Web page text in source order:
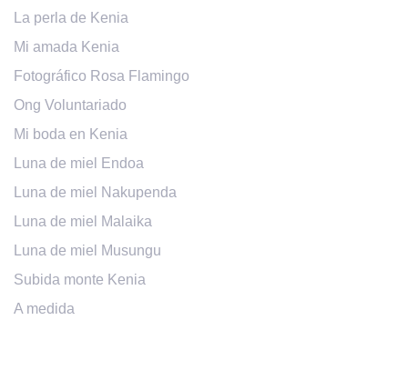
La perla de Kenia
Mi amada Kenia
Fotográfico Rosa Flamingo
Ong Voluntariado
Mi boda en Kenia
Luna de miel Endoa
Luna de miel Nakupenda
Luna de miel Malaika
Luna de miel Musungu
Subida monte Kenia
A medida